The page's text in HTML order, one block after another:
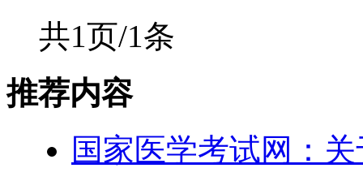
共1页/1条
推荐内容
国家医学考试网：